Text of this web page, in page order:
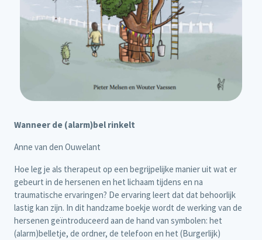
Wanneer de (alarm)bel rinkelt
Anne van den Ouwelant
Hoe leg je als therapeut op een begrijpelijke manier uit wat er
gebeurt in de hersenen en het lichaam tijdens en na
traumatische ervaringen? De ervaring leert dat dat behoorlijk
lastig kan zijn. In dit handzame boekje wordt de werking van de
hersenen geïntroduceerd aan de hand van symbolen: het
(alarm)belletje, de ordner, de telefoon en het (Burgerlijk)